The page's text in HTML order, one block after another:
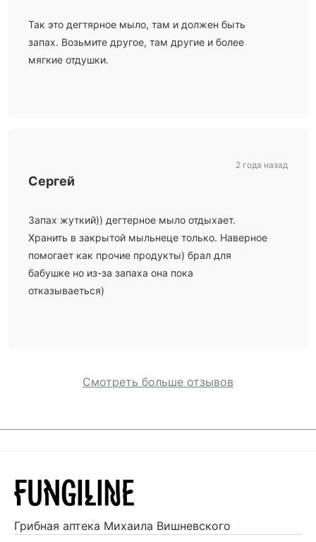
Так это дегтярное мыло, там и должен быть
запах. Возьмите другое, там другие и более
мягкие отдушки.
Сергей
Запах жуткий)) дегтерное мыло отдыхает.
Хранить в закрытой мыльнеце только. Наверное
помогает как прочие продукты) брал для
бабушке но из-за запаха она пока
отказываеться)
2 года назад
Смотреть больше отзывов
Грибная аптека Михаила Вишневского